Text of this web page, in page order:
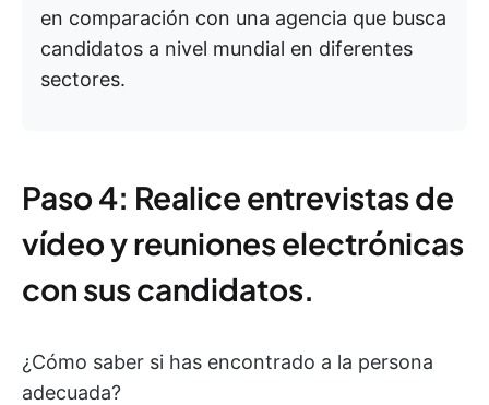
en comparación con una agencia que busca
candidatos a nivel mundial en diferentes
sectores.
Paso 4: Realice entrevistas de
vídeo y reuniones electrónicas
con sus candidatos.
¿Cómo saber si has encontrado a la persona
adecuada?